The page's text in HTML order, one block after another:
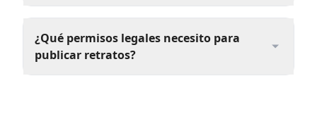
¿Qué permisos legales necesito para
publicar retratos?